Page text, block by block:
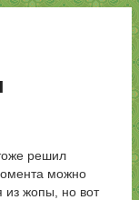
решил
можно
из жопы, но вот